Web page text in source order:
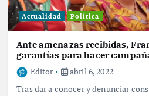
Actualidad Política
Ante amenazas recibidas,
garantías para hacer
Editor
abril 6, 2022
Tras dar a conocer y denunciar